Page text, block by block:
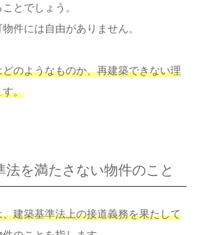
とでしょう。
件には自由がありません。
のようなものか、再建築できない理
す。
法を満たさない物件のこと
建築基準法上の接道義務を果たして